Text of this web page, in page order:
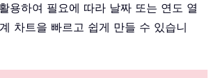
용하여 필요에 따라 날짜 또는 연도 열
차트을 빠르고 쉽게 만들 수 있습니